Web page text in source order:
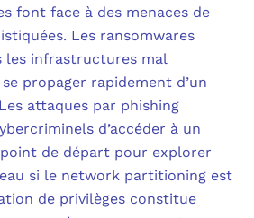
font face à des menaces de
Les ransomwares
les infrastructures mal
propager rapidement d’un
attaques par phishing
d’accéder à un
de départ pour explorer
si le network partitioning est
de privilèges constitue